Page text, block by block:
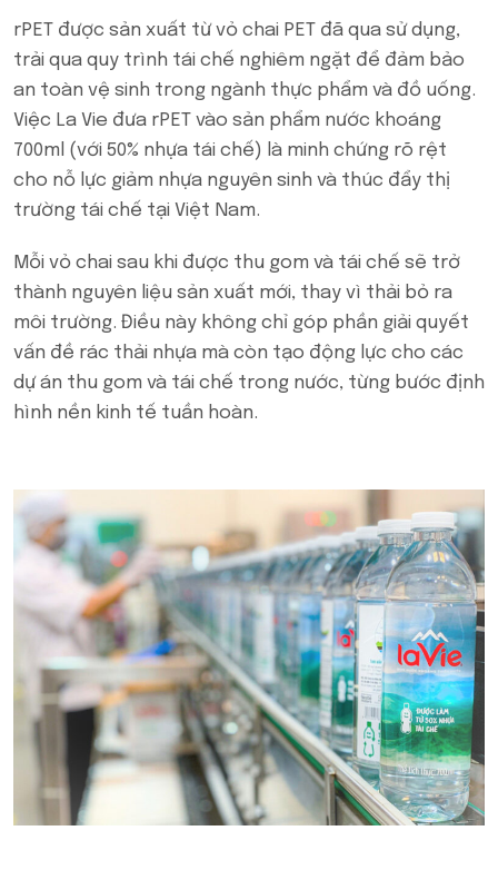
rPET được sản xuất từ vỏ chai PET đã qua sử dụng,
trải qua quy trình tái chế nghiêm ngặt để đảm bảo
an toàn vệ sinh trong ngành thực phẩm và đồ uống.
Việc La Vie đưa rPET vào sản phẩm nước khoáng
700ml (với 50% nhựa tái chế) là minh chứng rõ rệt
cho nỗ lực giảm nhựa nguyên sinh và thúc đẩy thị
trường tái chế tại Việt Nam.
Mỗi vỏ chai sau khi được thu gom và tái chế sẽ trở
thành nguyên liệu sản xuất mới, thay vì thải bỏ ra
môi trường. Điều này không chỉ góp phần giải quyết
vấn đề rác thải nhựa mà còn tạo động lực cho các
dự án thu gom và tái chế trong nước, từng bước định
hình nền kinh tế tuần hoàn.